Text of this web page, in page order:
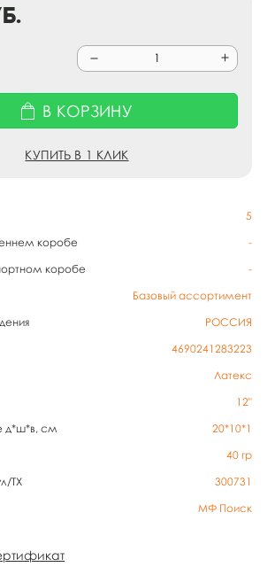
5
коробе
-
коробе
-
Базовый ассортимент
РОССИЯ
4690241283223
Латекс
12"
д*ш*в, см
20*10*1
40 гр
TX
300731
МФ Поиск
В КОРЗИНУ
КУПИТЬ В 1 КЛИК